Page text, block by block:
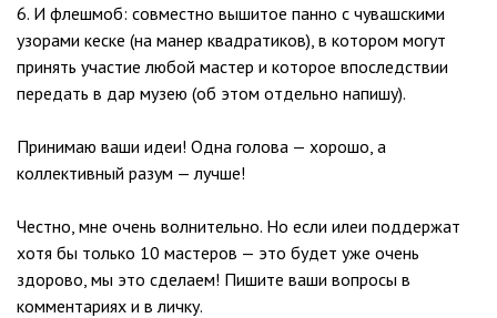
6. И флешмоб: совместно вышитое панно с чувашскими
узорами кеске (на манер квадратиков), в котором могут
принять участие любой мастер и которое впоследствии
передать в дар музею (об этом отдельно напишу).
Принимаю ваши идеи! Одна голова — хорошо, а
коллективный разум — лучше!
Честно, мне очень волнительно. Но если илеи поддержат
хотя бы только 10 мастеров — это будет уже очень
здорово, мы это сделаем! Пишите ваши вопросы в
комментариях и в личку.